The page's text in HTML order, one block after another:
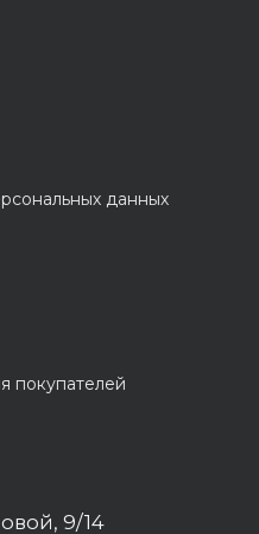
данных
покупателей
9/14